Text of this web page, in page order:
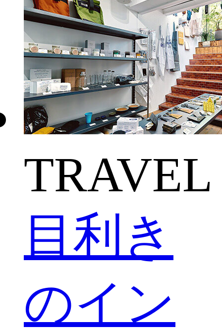
TRAVEL
目利き
のイン